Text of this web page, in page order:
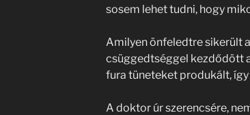
sosem lehet tudni, hogy
Amilyen önfeledtre sikerült
csüggedtséggel kezdődött
fura tüneteket produkált,
A doktor úr szerencsére,